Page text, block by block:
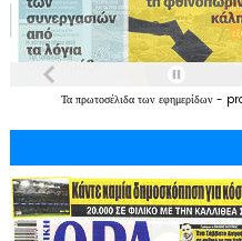
Τα πρωτοσέλιδα των εφημερίδων -